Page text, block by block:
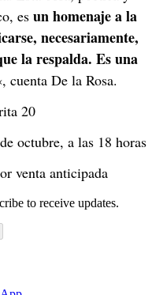
es un homenaje a la
necesariamente,
la respalda. Es una
cuenta De la Rosa.
20
octubre, a las 18 horas
venta anticipada
to receive updates.